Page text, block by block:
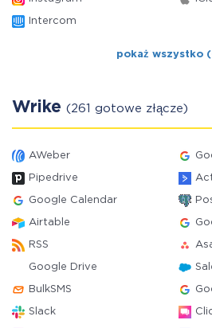
Intercom
pokaż wszystko
Wrike (261 gotowe złącze)
AWeber
Pipedrive
Google Calendar
Airtable
RSS
Google Drive
BulkSMS
Slack